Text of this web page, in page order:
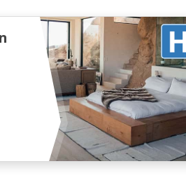
Economii de
Accesați ofertele
noștri